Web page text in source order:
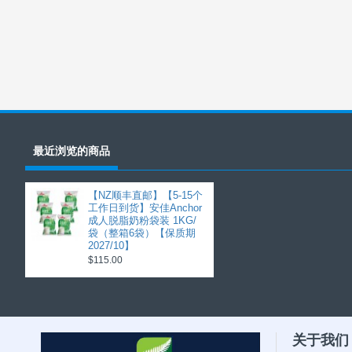
最近浏览的商品
【NZ顺丰直邮】【5-15个
工作日到货】安佳Anchor
成人脱脂奶粉袋装 1KG/
袋（整箱6袋）【保质期
2027/10】
$115.00
关于我们